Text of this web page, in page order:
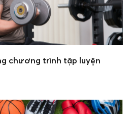
chương trình tập luyện